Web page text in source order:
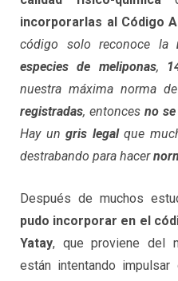
incorporarlas al Código
código solo reconoce la
especies de meliponas,
nuestra máxima norma
registradas, entoncesno
Hay ungris legalque
destrabando para hacer
Después de muchos
pudo incorporar en el
Yatay, que proviene del
están intentando impulsar